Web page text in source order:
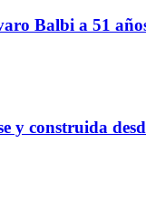
Balbi a 51
y construida